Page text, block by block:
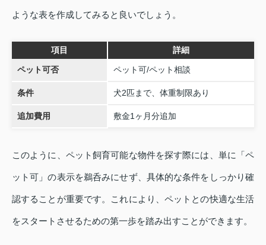
ような表を作成してみると良いでしょう。
項目 詳細
ペット可否 ペット可/ペット相談
条件 犬2匹まで、体重制限あり
追加費用 敷金1ヶ月分追加
このように、ペット飼育可能な物件を探す際には、単に「ペ
ット可」の表示を鵜呑みにせず、具体的な条件をしっかり確
認することが重要です。これにより、ペットとの快適な生活
をスタートさせるための第一歩を踏み出すことができます。